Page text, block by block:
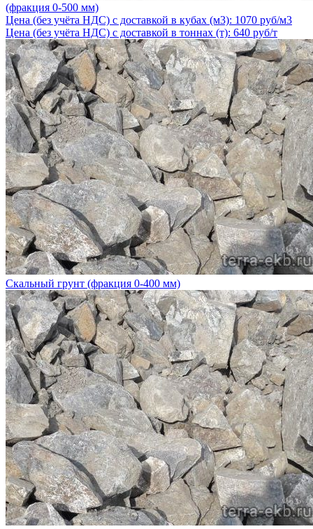
(фракция 0-500 мм)
Цена (без учёта НДС) с доставкой в кубах (м3): 1070 руб/м3
Цена (без учёта НДС) с доставкой в тоннах (т): 640 руб/т
Скальный грунт (фракция 0-400 мм)